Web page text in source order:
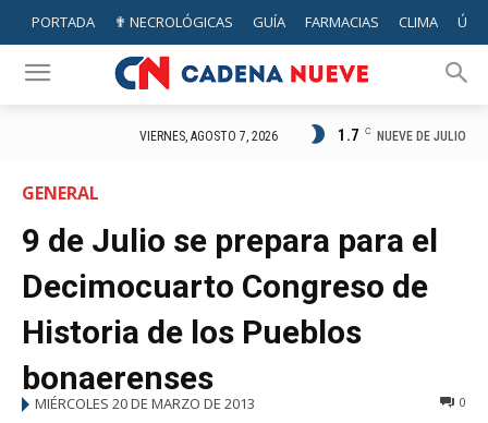
PORTADA ✟ NECROLÓGICAS GUÍA FARMACIAS CLIMA
VIERNES, AGOSTO 7, 2026 1.7 C NUEVE DE JULIO
GENERAL
9 de Julio se prepara para el
Decimocuarto Congreso de
Historia de los Pueblos
bonaerenses
MIÉRCOLES 20 DE MARZO DE 2013 0